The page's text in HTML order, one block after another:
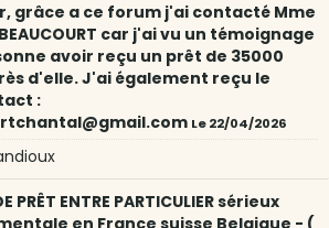
grâce a ce forum j'ai contacté Mme
car j'ai vu un témoignage
avoir reçu un prêt de 35000
d'elle. J'ai également reçu le
:
Le 22/04/2026
PRÊT ENTRE PARTICULIER sérieux
en France suisse Belgique - (